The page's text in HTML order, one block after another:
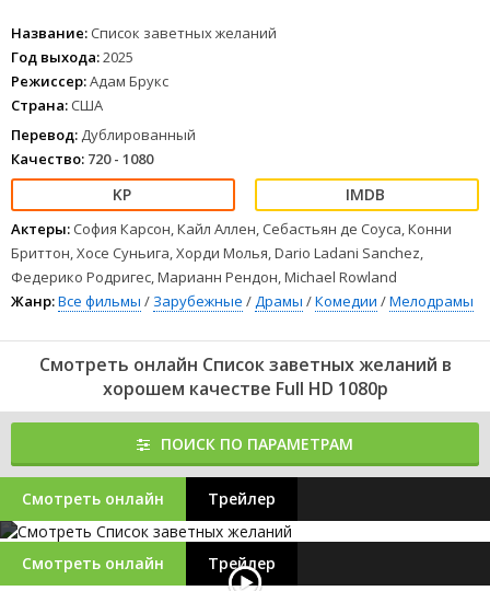
Название: Список заветных желаний
Год выхода:2025
Режиссер:Адам Брукс
Страна: США
Перевод: Дублированный
Качество: 720 - 1080
Актеры: София Карсон, Кайл Аллен, Себастьян де Соуса, Конни
Бриттон, Хосе Суньига, Хорди Молья, Dario Ladani Sanchez,
Федерико Родригес, Марианн Рендон, Michael Rowland
Жанр:Все фильмы / Зарубежные /Драмы /Комедии /Мелодрамы
Смотреть онлайн Список заветных желаний в
хорошем качестве Full HD 1080p
ПОИСК ПО ПАРАМЕТРАМ
Смотреть онлайн Трейлер
Смотреть онлайн Трейлер